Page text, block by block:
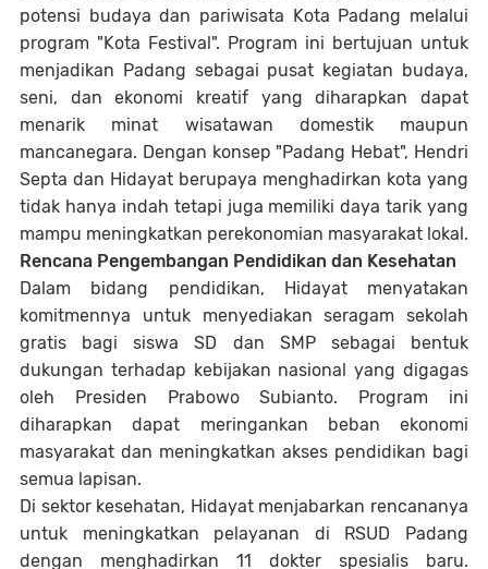
potensi budaya dan pariwisata Kota Padang melalui
program "Kota Festival". Program ini bertujuan untuk
menjadikan Padang sebagai pusat kegiatan budaya,
seni, dan ekonomi kreatif yang diharapkan dapat
menarik minat wisatawan domestik maupun
mancanegara. Dengan konsep "Padang Hebat", Hendri
Septa dan Hidayat berupaya menghadirkan kota yang
tidak hanya indah tetapi juga memiliki daya tarik yang
mampu meningkatkan perekonomian masyarakat lokal.
Rencana Pengembangan Pendidikan dan Kesehatan
Dalam bidang pendidikan, Hidayat menyatakan
komitmennya untuk menyediakan seragam sekolah
gratis bagi siswa SD dan SMP sebagai bentuk
dukungan terhadap kebijakan nasional yang digagas
oleh Presiden Prabowo Subianto. Program ini
diharapkan dapat meringankan beban ekonomi
masyarakat dan meningkatkan akses pendidikan bagi
semua lapisan.
Di sektor kesehatan, Hidayat menjabarkan rencananya
untuk meningkatkan pelayanan di RSUD Padang
dengan menghadirkan 11 dokter spesialis baru.